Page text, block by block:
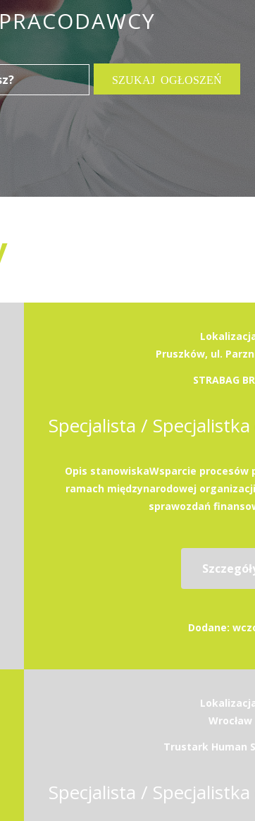
Pruszków, ul.
STRABAG
Opis stanowiskaWsparcie procesów
ramach międzynarodowej
sprawozdań
Dodane:
Wrocław
Trustark Human